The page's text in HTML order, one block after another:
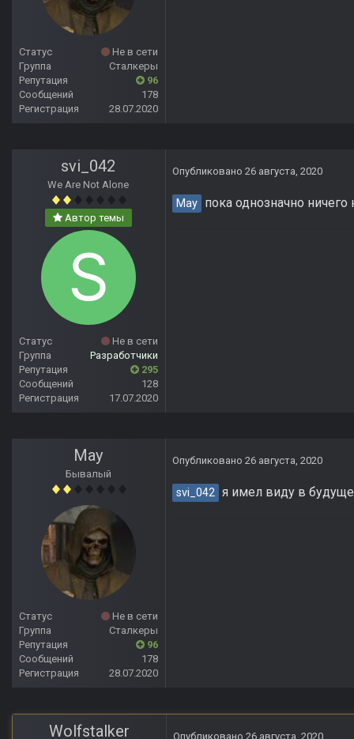
Статус
Не в сети
Группа
Сталкеры
Репутация
96
Сообщений
178
Регистрация
28.07.2020
svi_042
We Are Not Alone
Автор темы
Статус
Не в сети
Группа
Разработчики
Репутация
295
Сообщений
128
Регистрация
17.07.2020
Опубликовано 26 августа, 2020
May пока однозначно
May
Бывалый
Статус
Не в сети
Группа
Сталкеры
Репутация
96
Сообщений
178
Регистрация
28.07.2020
Опубликовано 26 августа, 2020
svi_042 я имел виду в
Wolfstalker Опубликовано 26 августа, 2020